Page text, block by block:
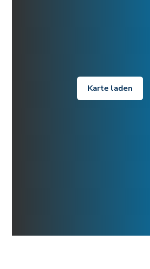
Karte laden